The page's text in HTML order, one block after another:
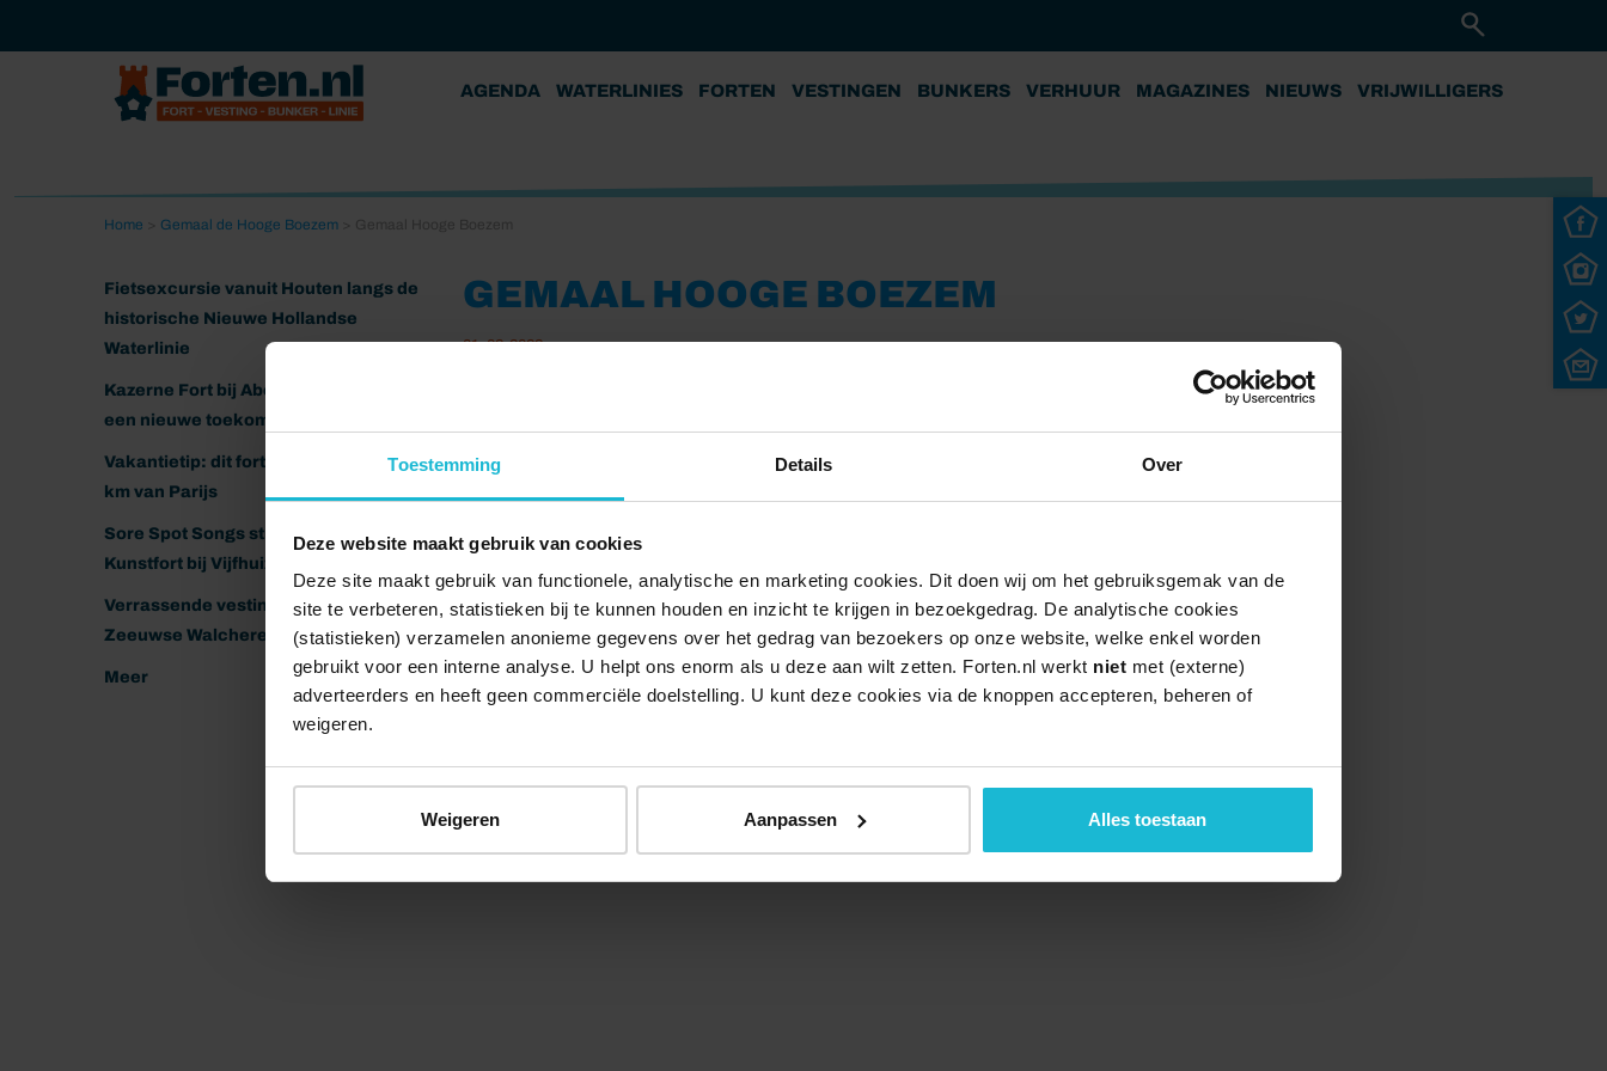
Toestemming Details Over
Deze website maakt gebruik van cookies
Deze site maakt gebruik van functionele, analytische en marketing cookies. Dit doen wij om het gebruiksgemak van de
site te verbeteren, statistieken bij te kunnen houden en inzicht te krijgen in bezoekgedrag. De analytische cookies
(statistieken) verzamelen anonieme gegevens over het gedrag van bezoekers op onze website, welke enkel worden
gebruikt voor een interne analyse. U helpt ons enorm als u deze aan wilt zetten. Forten.nl werkt niet met (externe)
adverteerders en heeft geen commerciële doelstelling. U kunt deze cookies via de knoppen accepteren, beheren of
weigeren.
Weigeren Aanpassen Alles toestaan
AGENDA WATERLINIES FORTEN VESTINGEN BUNKERS VERHUUR MAGAZINES NIEUWS VRIJWILLIGERS
Home Gemaal de Hooge Boezem
Fietsexcursie vanuit Houten langs de
historische Nieuwe Hollandse
Waterlinie
Kazerne Fort bij Abcoude klaar voor
een nieuwe toekomst
Vakantietip: dit fort ligt nog geen 20
km van Parijs
Sore Spot Songs strijkt neer op het
Kunstfort bij Vijfhuizen
Verrassende vestingen van het
Zeeuwse Walcheren
Meer
GEMAAL HOOGE BOEZEM
01-02-2022
© 2026 Stichting Forten Nederland Over ons Doneer nu Disclaimer Contact Forten.nl wordt ondersteund door de